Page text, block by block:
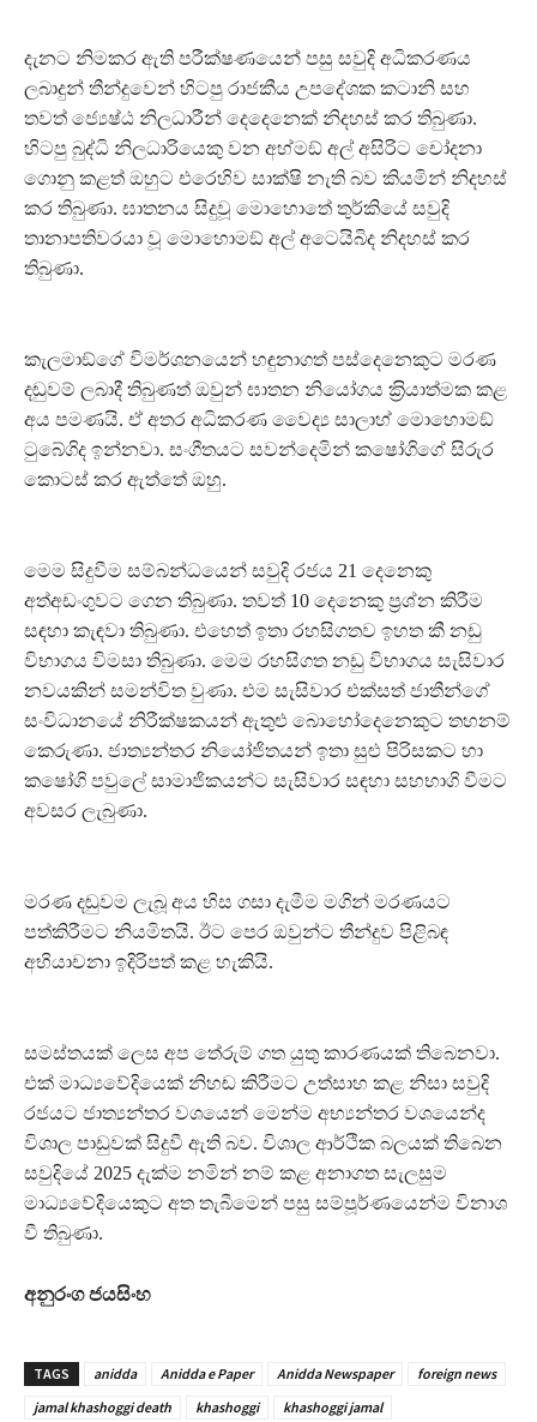
දැනට නිමකර ඇති පරීක්ෂණයෙන් පසු සවුදි අධිකරණය
ලබාදුන් තීන්දුවෙන් හිටපු රාජකීය උපදේශක කටානි සහ
තවත් ජ්‍යෙෂ්ඨ නිලධාරීන් දෙදෙනෙක් නිදහස් කර තිබුණා.
හිටපු බුද්ධි නිලධාරියෙකු වන අහ්මඞ් අල් අසිරිට චෝදනා
ගොනු කළත් ඔහුට එරෙහිව සාක්ෂි නැති බව කියමින් නිදහස්
කර තිබුණා. ඝාතනය සිදුවූ මොහොතේ තුර්කියේ සවුදි
තානාපතිවරයා වූ මොහොමඞ් අල් අටෙයිබිද නිදහස් කර
තිබුණා.
කැලමාඞ්ගේ විමර්ශනයෙන් හඳුනාගත් පස්දෙනෙකුට මරණ
දඬුවම් ලබාදී තිබුණත් ඔවුන් ඝාතන නියෝගය ක‍්‍රියාත්මක කළ
අය පමණයි. ඒ අතර අධිකරණ වෛද්‍ය සාලාහ් මොහොමඞ්
ටුබේගිද ඉන්නවා. සංගීතයට සවන්දෙමින් කෂෝගිගේ සිරුර
කොටස් කර ඇත්තේ ඔහු.
මෙම සිදුවීම සම්බන්ධයෙන් සවුදි රජය 21 දෙනෙකු
අත්අඩංගුවට ගෙන තිබුණා. තවත් 10 දෙනෙකු ප‍්‍රශ්න කිරීම
සඳහා කැඳවා තිබුණා. එහෙත් ඉතා රහසිගතව ඉහත කී නඩු
විභාගය විමසා තිබුණා. මෙම රහසිගත නඩු විභාගය සැසිවාර
නවයකින් සමන්විත වුණා. එම සැසිවාර එක්සත් ජාතීන්ගේ
සංවිධානයේ නිරීක්ෂකයන් ඇතුළු බොහෝදෙනෙකුට තහනම්
කෙරුණා. ජාත්‍යන්තර නියෝජිතයන් ඉතා සුළු පිරිසකට හා
කෂෝගි පවුලේ සාමාජිකයන්ට සැසිවාර සඳහා සහභාගි වීමට
අවසර ලැබුණා.
මරණ දඬුවම ලැබූ අය හිස ගසා දැමීම මගින් මරණයට
පත්කිරීමට නියමිතයි. ඊට පෙර ඔවුන්ට තීන්දුව පිළිබඳ
අභියාචනා ඉදිරිපත් කළ හැකියි.
සමස්තයක් ලෙස අප තේරුම් ගත යුතු කාරණයක් තිබෙනවා.
එක් මාධ්‍යවේදියෙක් නිහඬ කිරීමට උත්සාහ කළ නිසා සවුදි
රජයට ජාත්‍යන්තර වශයෙන් මෙන්ම අභ්‍යන්තර වශයෙන්ද
විශාල පාඩුවක් සිදුවී ඇති බව. විශාල ආර්ථික බලයක් තිබෙන
සවුදියේ 2025 දැක්ම නමින් නම් කළ අනාගත සැලසුම
මාධ්‍යවේදියෙකුට අත තැබීමෙන් පසු සම්පූර්ණයෙන්ම විනාශ
වී තිබුණා.
අනුරංග ජයසිංහ
TAGS anidda Anidda e Paper Anidda Newspaper
foreign news
jamal khashoggi death
khashoggi khashoggi jamal